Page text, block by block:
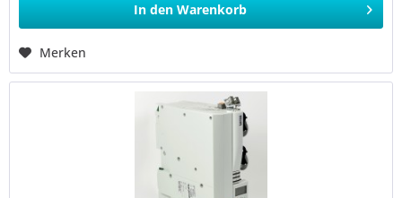
In den Warenkorb
Merken